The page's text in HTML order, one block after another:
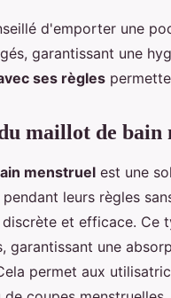
d'emporter une
garantissant une
ses règles
maillot de bain
menstruel est une
leurs règles
et efficace. Ce
garantissant une
permet aux